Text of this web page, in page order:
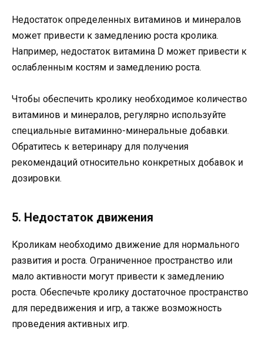
Недостаток определенных витаминов и минералов
может привести к замедлению роста кролика.
Например, недостаток витамина D может привести к
ослабленным костям и замедлению роста.
Чтобы обеспечить кролику необходимое количество
витаминов и минералов, регулярно используйте
специальные витаминно-минеральные добавки.
Обратитесь к ветеринару для получения
рекомендаций относительно конкретных добавок и
дозировки.
5. Недостаток движения
Кроликам необходимо движение для нормального
развития и роста. Ограниченное пространство или
мало активности могут привести к замедлению
роста. Обеспечьте кролику достаточное пространство
для передвижения и игр, а также возможность
проведения активных игр.